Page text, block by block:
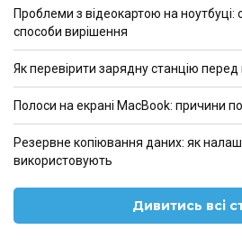
Проблеми з відеокартою на ноутбуці:
способи вирішення
Як перевірити зарядну станцію
Полоси на екрані MacBook: причини
Резервне копіювання даних: як
використовують
Дивитись всі